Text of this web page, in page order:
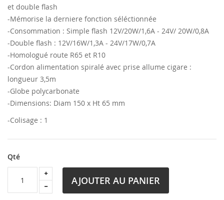
et double flash
-Mémorise la derniere fonction séléctionnée
-Consommation : Simple flash 12V/20W/1,6A - 24V/ 20W/0,8A
-Double flash : 12V/16W/1,3A - 24V/17W/0,7A
-Homologué route R65 et R10
-Cordon alimentation spiralé avec prise allume cigare :
longueur 3,5m
-Globe polycarbonate
-Dimensions: Diam 150 x Ht 65 mm
-Colisage : 1
Qté
AJOUTER AU PANIER